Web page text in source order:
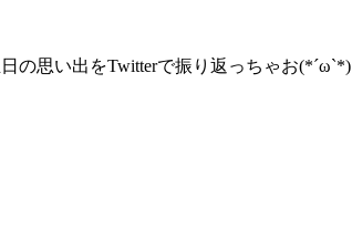
の思い出をTwitterで振り返っちゃお(*´ω`*)